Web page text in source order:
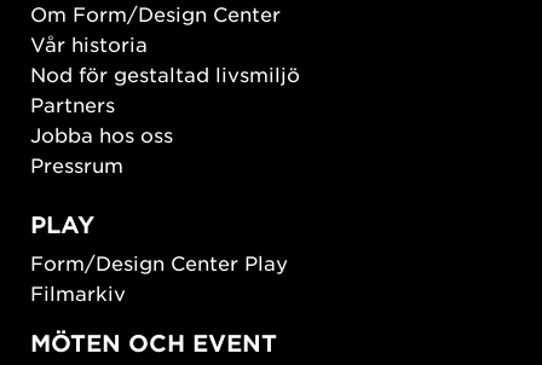
Om Form/Design Center
Vår historia
Nod för gestaltad livsmiljö
Partners
Jobba hos oss
Pressrum
PLAY
Form/Design Center Play
Filmarkiv
MÖTEN OCH EVENT